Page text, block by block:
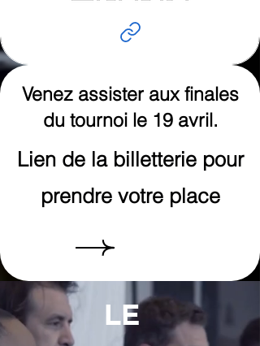
Venez assister aux finales
du tournoi le 19 avril.
Lien de la billetterie pour
prendre votre place
LE